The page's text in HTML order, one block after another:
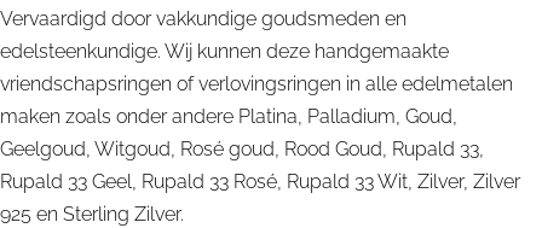
Vervaardigd door vakkundige goudsmeden en
edelsteenkundige. Wij kunnen deze handgemaakte
vriendschapsringen of verlovingsringen in alle edelmetalen
maken zoals onder andere Platina, Palladium, Goud,
Geelgoud, Witgoud, Rosé goud, Rood Goud, Rupald 33,
Rupald 33 Geel, Rupald 33 Rosé, Rupald 33 Wit, Zilver, Zilver
925 en Sterling Zilver.